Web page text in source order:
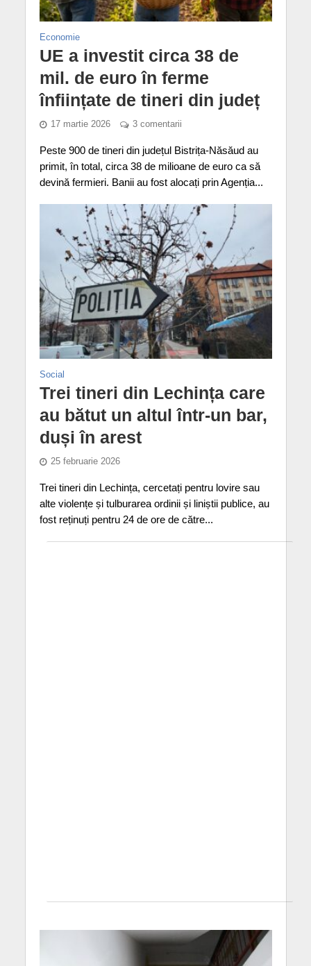
Economie
UE a investit circa 38 de
mil. de euro în ferme
înființate de tineri din județ
17 martie 2026 3 comentarii
Peste 900 de tineri din județul Bistrița-Năsăud au
primit, în total, circa 38 de milioane de euro ca să
devină fermieri. Banii au fost alocați prin Agenția...
Social
Trei tineri din Lechința care
au bătut un altul într-un bar,
duși în arest
25 februarie 2026
Trei tineri din Lechința, cercetați pentru lovire sau
alte violențe și tulburarea ordinii și liniștii publice, au
fost reținuți pentru 24 de ore de către...